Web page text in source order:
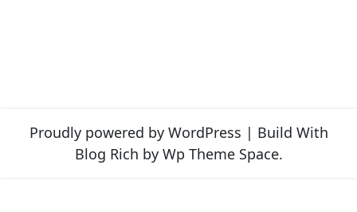
Proudly powered by WordPress | Build With
Blog Rich by Wp Theme Space.